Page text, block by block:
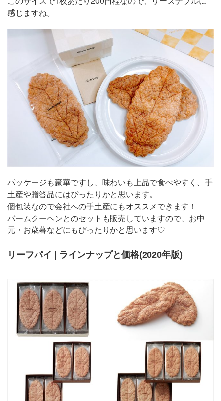
感じますね。
パッケージも豪華ですし、味わいも上品で食べやすく、手
土産や贈答品にはぴったりかと思います。
個包装なので会社への手土産にもオススメできます！
バームクーヘンとのセットも販売していますので、お中
元・お歳暮などにもぴったりかと思います♡
リーフパイ | ラインナップと価格(2020年版)